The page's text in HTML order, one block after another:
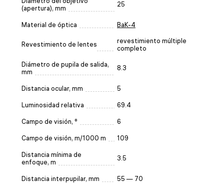
(apertura), mm
25
Material de óptica BaK-4
Revestimiento de lentes
revestimiento múltiple
completo
Diámetro de pupila de salida,
mm
8.3
Distancia ocular, mm 5
Luminosidad relativa 69.4
Campo de visión, ° 6
Campo de visión, m/1000 m 109
Distancia mínima de
enfoque, m
3.5
Distancia interpupilar, mm 55 — 70